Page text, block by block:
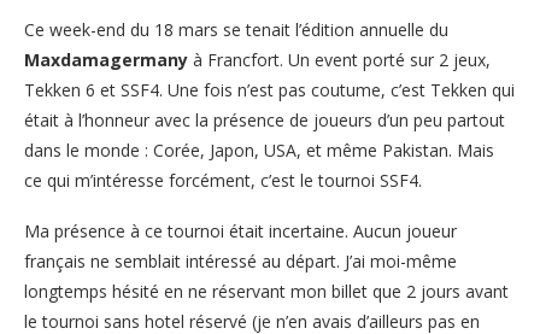
Ce week-end du 18 mars se tenait l’édition annuelle du
Maxdamagermany à Francfort. Un event porté sur 2 jeux,
Tekken 6 et SSF4. Une fois n’est pas coutume, c’est Tekken qui
était à l’honneur avec la présence de joueurs d’un peu partout
dans le monde : Corée, Japon, USA, et même Pakistan. Mais
ce qui m’intéresse forcément, c’est le tournoi SSF4.
Ma présence à ce tournoi était incertaine. Aucun joueur
français ne semblait intéressé au départ. J’ai moi-même
longtemps hésité en ne réservant mon billet que 2 jours avant
le tournoi sans hotel réservé (je n’en avais d’ailleurs pas en